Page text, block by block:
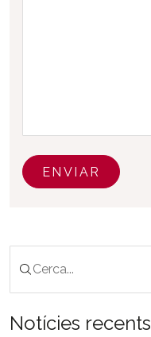
ENVIAR
Notícies recents